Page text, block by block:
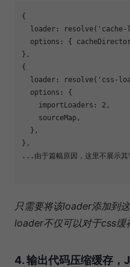
{
loader : resolve( 'cache-
options : {
},
{
loader : resolve( 'css-
options : {
importLoaders : 2 ,
    sourceMap,
  },
},
...由于篇幅原因，这里不展示
只需要将该loader添加到
loader不仅可以对于css缓
4. 输出代码压缩缓存，